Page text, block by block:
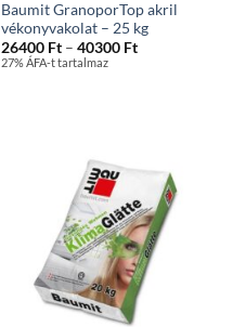
Baumit GranoporTop akril
vékonyvakolat – 25 kg
26400 Ft – 40300 FtÁrtartomány:
27% ÁFA-t tartalmaz